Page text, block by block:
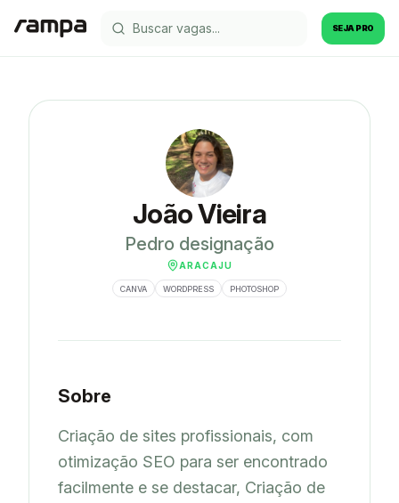
SEJA PRO
João Vieira
Pedro designação
ARACAJU
CANVA WORDPRESS PHOTOSHOP
Sobre
Criação de sites profissionais, com
otimização SEO para ser encontrado
facilmente e se destacar, Criação de